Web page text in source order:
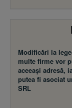
Modificări la
multe firme vor
aceeaşi adresă,
putea fi asociat
SRL